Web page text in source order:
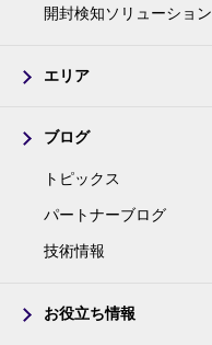
開封検知ソリューション
エリア
ブログ
トピックス
パートナーブログ
技術情報
お役立ち情報